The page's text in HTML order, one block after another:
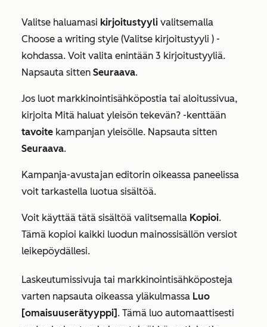
Valitse haluamasi kirjoitustyyli valitsemalla
Choose a writing style (Valitse kirjoitustyyli ) -
kohdassa. Voit valita enintään 3 kirjoitustyyliä.
Napsauta sitten Seuraava.
Jos luot markkinointisähköpostia tai aloitussivua,
kirjoita Mitä haluat yleisön tekevän? -kenttään
tavoite kampanjan yleisölle. Napsauta sitten
Seuraava.
Kampanja-avustajan editorin oikeassa paneelissa
voit tarkastella luotua sisältöä.
Voit käyttää tätä sisältöä valitsemalla Kopioi.
Tämä kopioi kaikki luodun mainossisällön versiot
leikepöydällesi.
Laskeutumissivuja tai markkinointisähköposteja
varten napsauta oikeassa yläkulmassa Luo
[omaisuuserätyyppi] . Tämä luo automaattisesti